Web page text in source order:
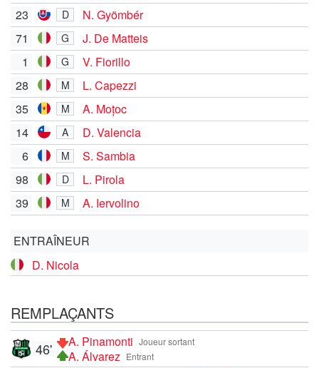
23 D
N. Gyömbér
71
G
J. De Matteis
1
G
V. Fiorillo
28
M
L. Capezzi
35
M
A. Moțoc
14
A
D. Valencia
6
M
S. Sambia
98
D
L. Pirola
39
M A. Iervolino
ENTRAÎNEUR
D. Nicola
REMPLAÇANTS
Joueur sortant
A. Pinamonti
Entrant
A. Álvarez
46'